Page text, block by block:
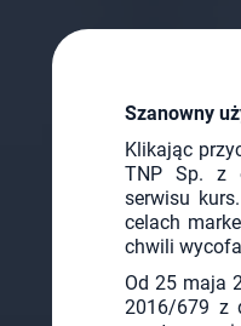
Szanowny
Klikając
TNP Sp. z
serwisu
celach
chwili
Od 25 maja
2016/679 z